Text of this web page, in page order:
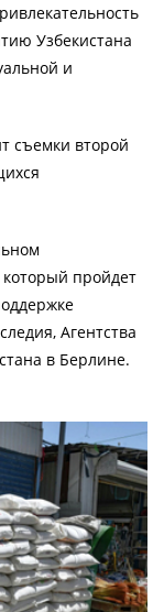
Узбекистана
и
съемки второй
пройдет
Агентства
в Берлине.